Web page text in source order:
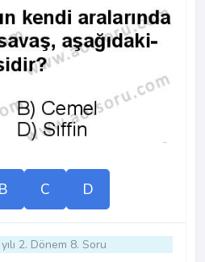
B C D
2. Dönem 8. Soru